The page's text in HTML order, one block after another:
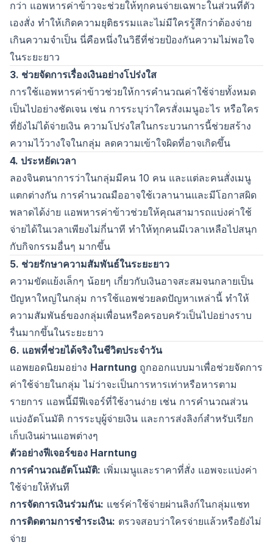
กว่า แอพหารค่าข้าวจะช่วยให้ทุกคนจ่ายเฉพาะในส่วนที่ตัว
เองสั่ง ทำให้เกิดความยุติธรรมและไม่มีใครรู้สึกว่าต้องจ่าย
เกินความจำเป็น นี่คือหนึ่งในวิธีที่ช่วยป้องกันความไม่พอใจ
ในระยะยาว
3. ช่วยจัดการเรื่องเงินอย่างโปร่งใส
การใช้แอพหารค่าข้าวช่วยให้การคำนวณค่าใช้จ่ายทั้งหมด
เป็นไปอย่างชัดเจน เช่น การระบุว่าใครสั่งเมนูอะไร หรือใคร
ที่ยังไม่ได้จ่ายเงิน ความโปร่งใสในกระบวนการนี้ช่วยสร้าง
ความไว้วางใจในกลุ่ม ลดความเข้าใจผิดที่อาจเกิดขึ้น
4. ประหยัดเวลา
ลองจินตนาการว่าในกลุ่มมีคน 10 คน และแต่ละคนสั่งเมนู
แตกต่างกัน การคำนวณมืออาจใช้เวลานานและมีโอกาสผิด
พลาดได้ง่าย แอพหารค่าข้าวช่วยให้คุณสามารถแบ่งค่าใช้
จ่ายได้ในเวลาเพียงไม่กี่นาที ทำให้ทุกคนมีเวลาเหลือไปสนุก
กับกิจกรรมอื่นๆ มากขึ้น
5. ช่วยรักษาความสัมพันธ์ในระยะยาว
ความขัดแย้งเล็กๆ น้อยๆ เกี่ยวกับเงินอาจสะสมจนกลายเป็น
ปัญหาใหญ่ในกลุ่ม การใช้แอพช่วยลดปัญหาเหล่านี้ ทำให้
ความสัมพันธ์ของกลุ่มเพื่อนหรือครอบครัวเป็นไปอย่างราบ
รื่นมากขึ้นในระยะยาว
6. แอพที่ช่วยได้จริงในชีวิตประจำวัน
แอพยอดนิยมอย่าง Harntung ถูกออกแบบมาเพื่อช่วยจัดการ
ค่าใช้จ่ายในกลุ่ม ไม่ว่าจะเป็นการหารเท่าหรือหารตาม
รายการ แอพนี้มีฟีเจอร์ที่ใช้งานง่าย เช่น การคำนวณส่วน
แบ่งอัตโนมัติ การระบุผู้จ่ายเงิน และการส่งลิงก์สำหรับเรียก
เก็บเงินผ่านแอพต่างๆ
ตัวอย่างฟีเจอร์ของ Harntung
การคำนวณอัตโนมัติ: เพิ่มเมนูและราคาที่สั่ง แอพจะแบ่งค่า
ใช้จ่ายให้ทันที
การจัดการเงินร่วมกัน: แชร์ค่าใช้จ่ายผ่านลิงก์ในกลุ่มแชท
การติดตามการชำระเงิน: ตรวจสอบว่าใครจ่ายแล้วหรือยังไม่
จ่าย